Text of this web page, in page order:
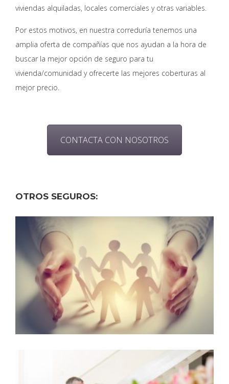
viviendas alquiladas, locales comerciales y otras variables.
Por estos motivos, en nuestra correduría tenemos una
amplia oferta de compañías que nos ayudan a la hora de
buscar la mejor opción de seguro para tu
vivienda/comunidad y ofrecerte las mejores coberturas al
mejor precio.
CONTACTA CON NOSOTROS
OTROS SEGUROS: